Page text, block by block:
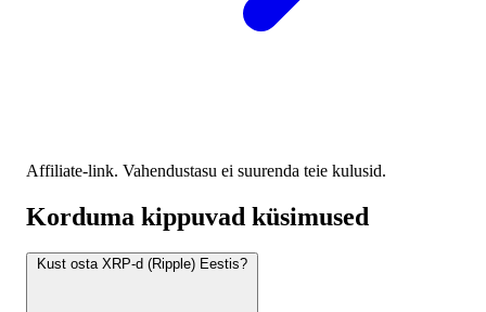
Affiliate-link. Vahendustasu ei suurenda teie kulusid.
Korduma kippuvad küsimused
Kust osta XRP-d (Ripple) Eestis?